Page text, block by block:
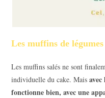
Les muffins de légumes
Les muffins salés ne sont
individuelle du cake. Mais
fonctionne bien, avec une